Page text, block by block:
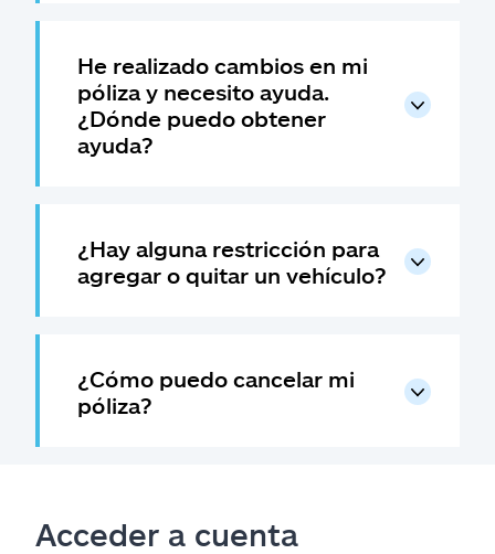
He realizado cambios en mi
póliza y necesito ayuda.
¿Dónde puedo obtener
ayuda?
¿Hay alguna restricción para
agregar o quitar un vehículo?
¿Cómo puedo cancelar mi
póliza?
Acceder a cuenta